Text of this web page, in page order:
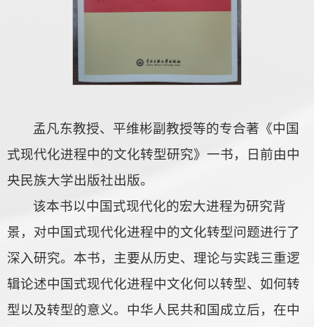
孟凡东教授、平维彬副教授等的专合著《中国
式现代化进程中的文化转型研究》一书，日前由中
央民族大学出版社出版。
该本书以中国式现代化的宏大进程为研究背
景，对中国式现代化进程中的文化转型问题进行了
深入研究。本书，主要从历史、理论与实践三重逻
辑论述中国式现代化进程中文化何以转型、如何转
型以及转型的意义。中华人民共和国成立后，在中